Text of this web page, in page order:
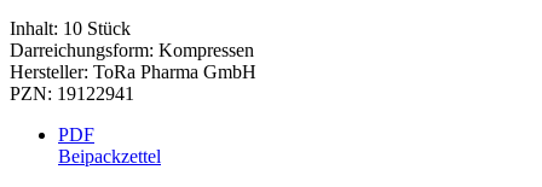
Inhalt: 10 Stück
Darreichungsform: Kompressen
Hersteller: ToRa Pharma GmbH
PZN: 19122941
PDF
Beipackzettel